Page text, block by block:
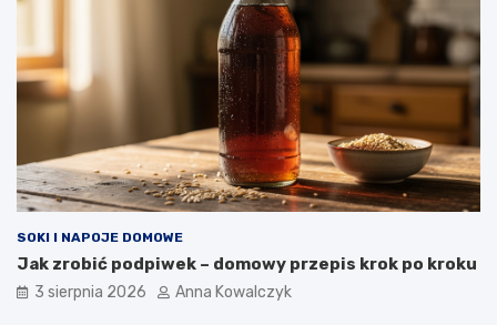
SOKI I NAPOJE DOMOWE
Jak zrobić podpiwek – domowy przepis krok po kroku
3 sierpnia 2026 Anna Kowalczyk